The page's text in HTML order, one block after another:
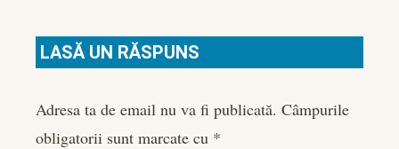
LASĂ UN RĂSPUNS
Adresa ta de email nu va fi publicată. Câmpurile
obligatorii sunt marcate cu *